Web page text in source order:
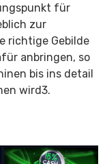
für
zur
richtige Gebilde
anbringen, so
bis ins detail
wird3.